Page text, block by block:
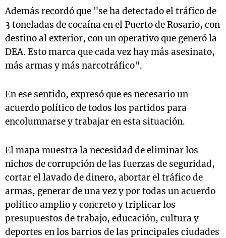
Además recordó que "se ha detectado el tráfico de
3 toneladas de cocaína en el Puerto de Rosario, con
destino al exterior, con un operativo que generó la
DEA. Esto marca que cada vez hay más asesinato,
más armas y más narcotráfico".
En ese sentido, expresó que es necesario un
acuerdo político de todos los partidos para
encolumnarse y trabajar en esta situación.
El mapa muestra la necesidad de eliminar los
nichos de corrupción de las fuerzas de seguridad,
cortar el lavado de dinero, abortar el tráfico de
armas, generar de una vez y por todas un acuerdo
político amplio y concreto y triplicar los
presupuestos de trabajo, educación, cultura y
deportes en los barrios de las principales ciudades